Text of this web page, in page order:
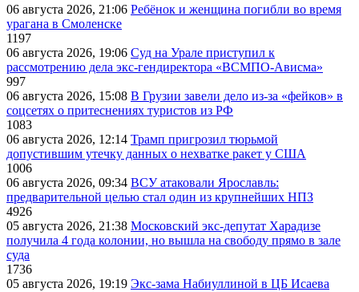
06 августа 2026, 21:06 Ребёнок и женщина погибли во время
урагана в Смоленске
1197
06 августа 2026, 19:06 Суд на Урале приступил к
рассмотрению дела экс-гендиректора «ВСМПО-Ависма»
997
06 августа 2026, 15:08 В Грузии завели дело из-за «фейков» в
соцсетях о притеснениях туристов из РФ
1083
06 августа 2026, 12:14 Трамп пригрозил тюрьмой
допустившим утечку данных о нехватке ракет у США
1006
06 августа 2026, 09:34 ВСУ атаковали Ярославль:
предварительной целью стал один из крупнейших НПЗ
4926
05 августа 2026, 21:38 Московский экс-депутат Харадизе
получила 4 года колонии, но вышла на свободу прямо в зале
суда
1736
05 августа 2026, 19:19 Экс-зама Набиуллиной в ЦБ Исаева